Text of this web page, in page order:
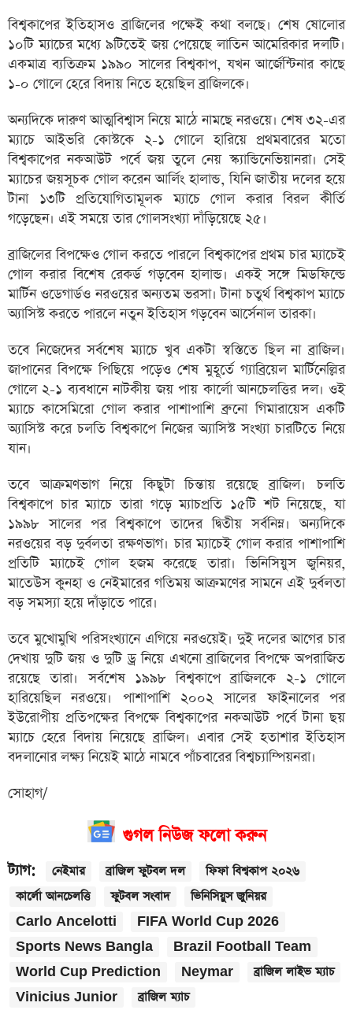
বিশ্বকাপের ইতিহাসও ব্রাজিলের পক্ষেই কথা বলছে। শেষ ষোলোর
১০টি ম্যাচের মধ্যে ৯টিতেই জয় পেয়েছে লাতিন আমেরিকার দলটি।
একমাত্র ব্যতিক্রম ১৯৯০ সালের বিশ্বকাপ, যখন আর্জেন্টিনার কাছে
১-০ গোলে হেরে বিদায় নিতে হয়েছিল ব্রাজিলকে।
অন্যদিকে দারুণ আত্মবিশ্বাস নিয়ে মাঠে নামছে নরওয়ে। শেষ ৩২-এর
ম্যাচে আইভরি কোস্টকে ২-১ গোলে হারিয়ে প্রথমবারের মতো
বিশ্বকাপের নকআউট পর্বে জয় তুলে নেয় স্ক্যান্ডিনেভিয়ানরা। সেই
ম্যাচের জয়সূচক গোল করেন আর্লিং হালান্ড, যিনি জাতীয় দলের হয়ে
টানা ১৩টি প্রতিযোগিতামূলক ম্যাচে গোল করার বিরল কীর্তি
গড়েছেন। এই সময়ে তার গোলসংখ্যা দাঁড়িয়েছে ২৫।
ব্রাজিলের বিপক্ষেও গোল করতে পারলে বিশ্বকাপের প্রথম চার ম্যাচেই
গোল করার বিশেষ রেকর্ড গড়বেন হালান্ড। একই সঙ্গে মিডফিল্ডে
মার্টিন ওডেগার্ডও নরওয়ের অন্যতম ভরসা। টানা চতুর্থ বিশ্বকাপ ম্যাচে
অ্যাসিস্ট করতে পারলে নতুন ইতিহাস গড়বেন আর্সেনাল তারকা।
তবে নিজেদের সর্বশেষ ম্যাচে খুব একটা স্বস্তিতে ছিল না ব্রাজিল।
জাপানের বিপক্ষে পিছিয়ে পড়েও শেষ মুহূর্তে গ্যাব্রিয়েল মার্টিনেল্লির
গোলে ২-১ ব্যবধানে নাটকীয় জয় পায় কার্লো আনচেলত্তির দল। ওই
ম্যাচে কাসেমিরো গোল করার পাশাপাশি ব্রুনো গিমারায়েস একটি
অ্যাসিস্ট করে চলতি বিশ্বকাপে নিজের অ্যাসিস্ট সংখ্যা চারটিতে নিয়ে
যান।
তবে আক্রমণভাগ নিয়ে কিছুটা চিন্তায় রয়েছে ব্রাজিল। চলতি
বিশ্বকাপে চার ম্যাচে তারা গড়ে ম্যাচপ্রতি ১৫টি শট নিয়েছে, যা
১৯৯৮ সালের পর বিশ্বকাপে তাদের দ্বিতীয় সর্বনিম্ন। অন্যদিকে
নরওয়ের বড় দুর্বলতা রক্ষণভাগ। চার ম্যাচেই গোল করার পাশাপাশি
প্রতিটি ম্যাচেই গোল হজম করেছে তারা। ভিনিসিয়ুস জুনিয়র,
মাতেউস কুনহা ও নেইমারের গতিময় আক্রমণের সামনে এই দুর্বলতা
বড় সমস্যা হয়ে দাঁড়াতে পারে।
তবে মুখোমুখি পরিসংখ্যানে এগিয়ে নরওয়েই। দুই দলের আগের চার
দেখায় দুটি জয় ও দুটি ড্র নিয়ে এখনো ব্রাজিলের বিপক্ষে অপরাজিত
রয়েছে তারা। সর্বশেষ ১৯৯৮ বিশ্বকাপে ব্রাজিলকে ২-১ গোলে
হারিয়েছিল নরওয়ে। পাশাপাশি ২০০২ সালের ফাইনালের পর
ইউরোপীয় প্রতিপক্ষের বিপক্ষে বিশ্বকাপের নকআউট পর্বে টানা ছয়
ম্যাচে হেরে বিদায় নিয়েছে ব্রাজিল। এবার সেই হতাশার ইতিহাস
বদলানোর লক্ষ্য নিয়েই মাঠে নামবে পাঁচবারের বিশ্বচ্যাম্পিয়নরা।
সোহাগ/
গুগল নিউজ ফলো করুন
ট্যাগ: নেইমার ব্রাজিল ফুটবল দল
ফিফা বিশ্বকাপ ২০২৬
কার্লো আনচেলত্তি
ফুটবল সংবাদ
ভিনিসিয়ুস জুনিয়র
Carlo Ancelotti
FIFA World Cup 2026
Sports News Bangla
Brazil Football Team
World Cup Prediction
Neymar
ব্রাজিল লাইভ ম্যাচ
Vinicius Junior
ব্রাজিল ম্যাচ